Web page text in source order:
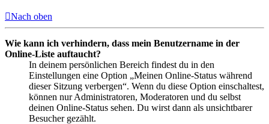
Nach oben
Wie kann ich verhindern, dass mein Benutzername in der
Online-Liste auftaucht?
In deinem persönlichen Bereich findest du in den
Einstellungen eine Option „Meinen Online-Status während
dieser Sitzung verbergen“. Wenn du diese Option einschaltest,
können nur Administratoren, Moderatoren und du selbst
deinen Online-Status sehen. Du wirst dann als unsichtbarer
Besucher gezählt.